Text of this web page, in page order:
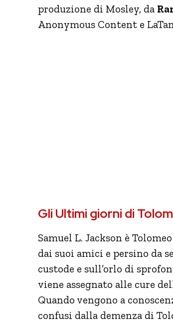
produzione di Mosley, da
Anonymous Content e
Gli Ultimi giorni di
Samuel L. Jackson è Tolomeo
dai suoi amici e persino da
custode e sull’orlo di
viene assegnato alle cure
Quando vengono a
confusi dalla demenza di